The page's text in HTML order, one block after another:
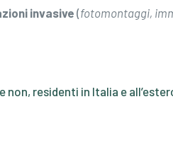
invasive(fotomontaggi,
non, residenti in Italia e